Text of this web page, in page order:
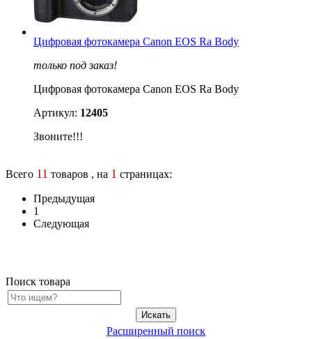
Цифровая фотокамера Canon EOS Ra Body
только под заказ!
Цифровая фотокамера Canon EOS Ra Body
Артикул: 12405
Звоните!!!
Всего 11 товаров , на 1 страницах:
Предыдущая
1
Следующая
Поиск товара
Расширенный поиск